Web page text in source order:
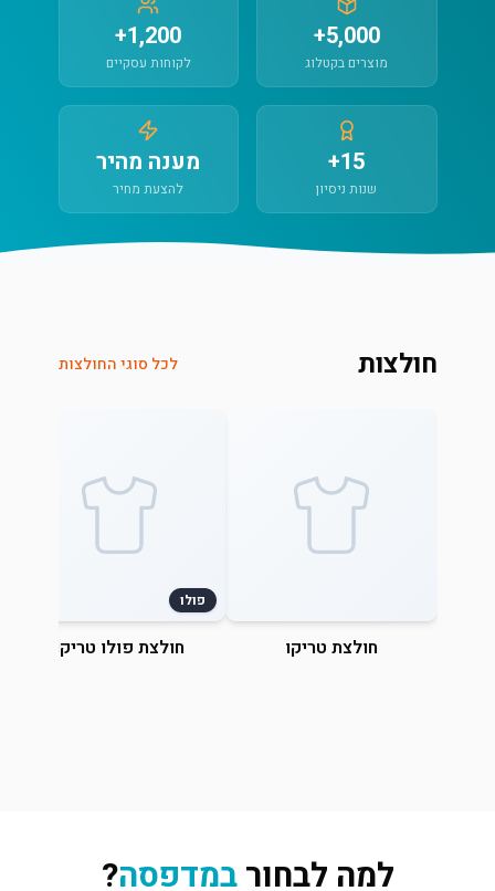
5,000+
מוצרים בקטלוג
1,200+
לקוחות עסקיים
15+
שנות ניסיון
מענה מהיר
להצעת מחיר
חולצות לכל סוגי החולצות
חולצת טריקו
פולו
חולצת פולו טריקו
למה לבחורבמדפסה?